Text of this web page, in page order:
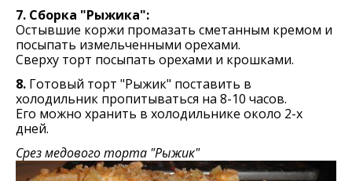
7. Сборка "Рыжика":
Остывшие коржи промазать сметанным кремом и
посыпать измельченными орехами.
Сверху торт посыпать орехами и крошками.
8. Готовый торт "Рыжик" поставить в
холодильник пропитываться на 8-10 часов.
Его можно хранить в холодильнике около 2-х
дней.
Срез медового торта "Рыжик"